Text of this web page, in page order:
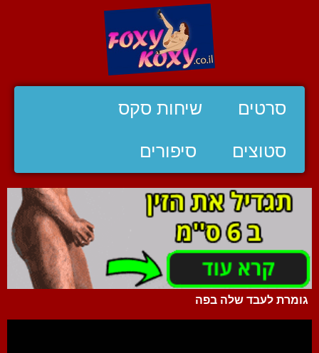
סרטים שיחות סקס
סטוצים סיפורים
גומרת לעבד שלה בפה